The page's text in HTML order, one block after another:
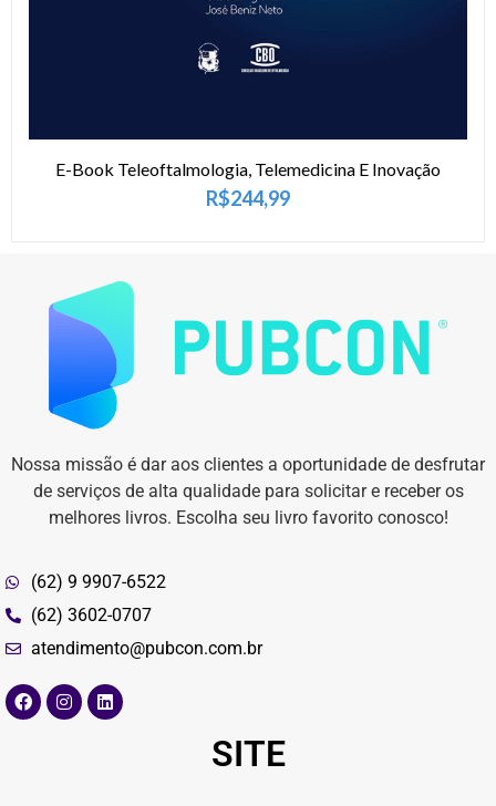
E-Book Teleoftalmologia, Telemedicina E Inovação
R$244,99
Nossa missão é dar aos clientes a oportunidade de desfrutar
de serviços de alta qualidade para solicitar e receber os
melhores livros. Escolha seu livro favorito conosco!
(62) 9 9907-6522
(62) 3602-0707
atendimento@pubcon.com.br
SITE